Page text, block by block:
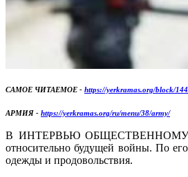
САМОЕ ЧИТАЕМОЕ - https://yerkramas.org/block/
АРМИЯ - https://yerkramas.org/ru/menu/38/army/
В ИНТЕРВЬЮ ОБЩЕСТВЕННОМУ
относительно будущей войны. По
одежды и продовольствия.